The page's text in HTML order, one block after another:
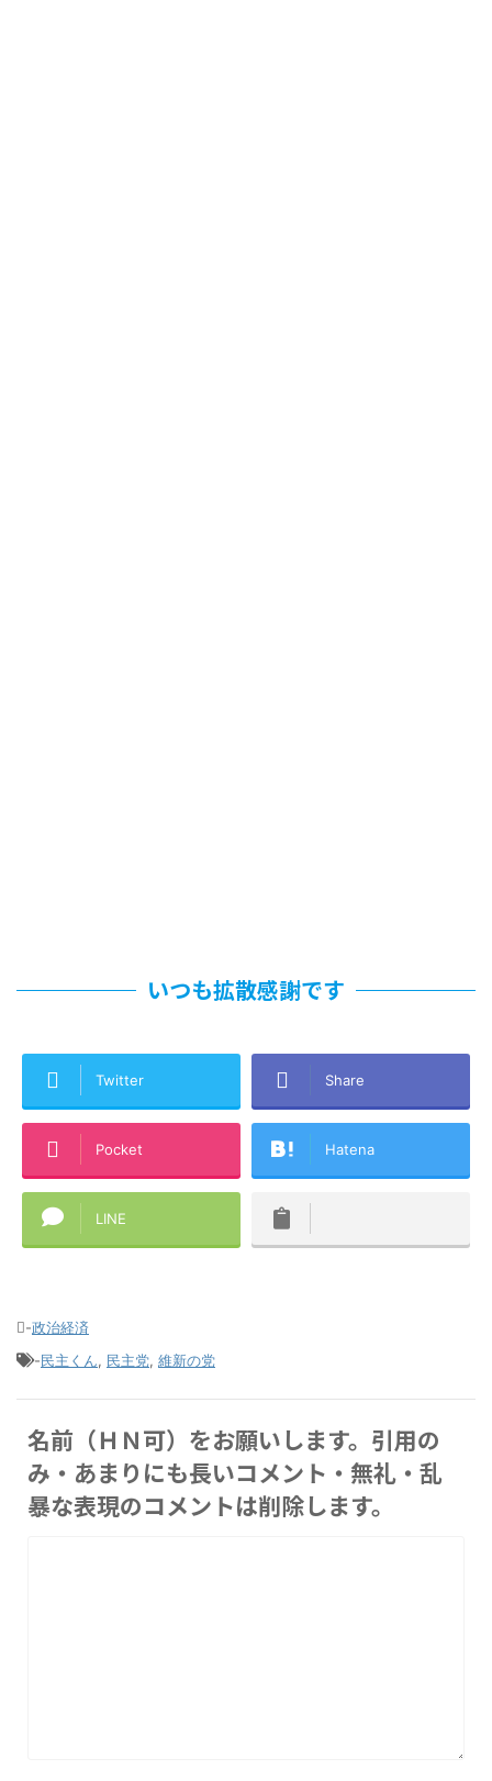
いつも拡散感謝です
Twitter Share
Pocket Hatena
LINE
-政治経済
-民主くん, 民主党, 維新の党
名前（ＨＮ可）をお願いします。引用の
み・あまりにも長いコメント・無礼・乱
暴な表現のコメントは削除します。